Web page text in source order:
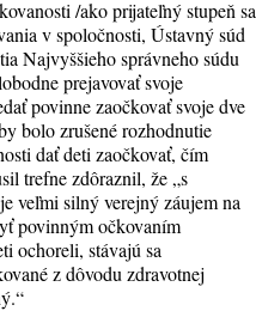
/ako prijateľný stupeň sa
v spoločnosti, Ústavný súd
Najvyššieho správneho súdu
prejavovať svoje
povinne zaočkovať svoje dve
bolo zrušené rozhodnutie
dať deti zaočkovať, čím
trefne zdôraznil, že „s
veľmi silný verejný záujem na
povinným očkovaním
ochoreli, stávajú sa
z dôvodu zdravotnej